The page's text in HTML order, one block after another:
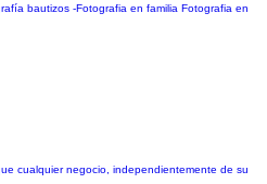
bautizos -Fotografia en familia Fotografia en
cualquier negocio, independientemente de su